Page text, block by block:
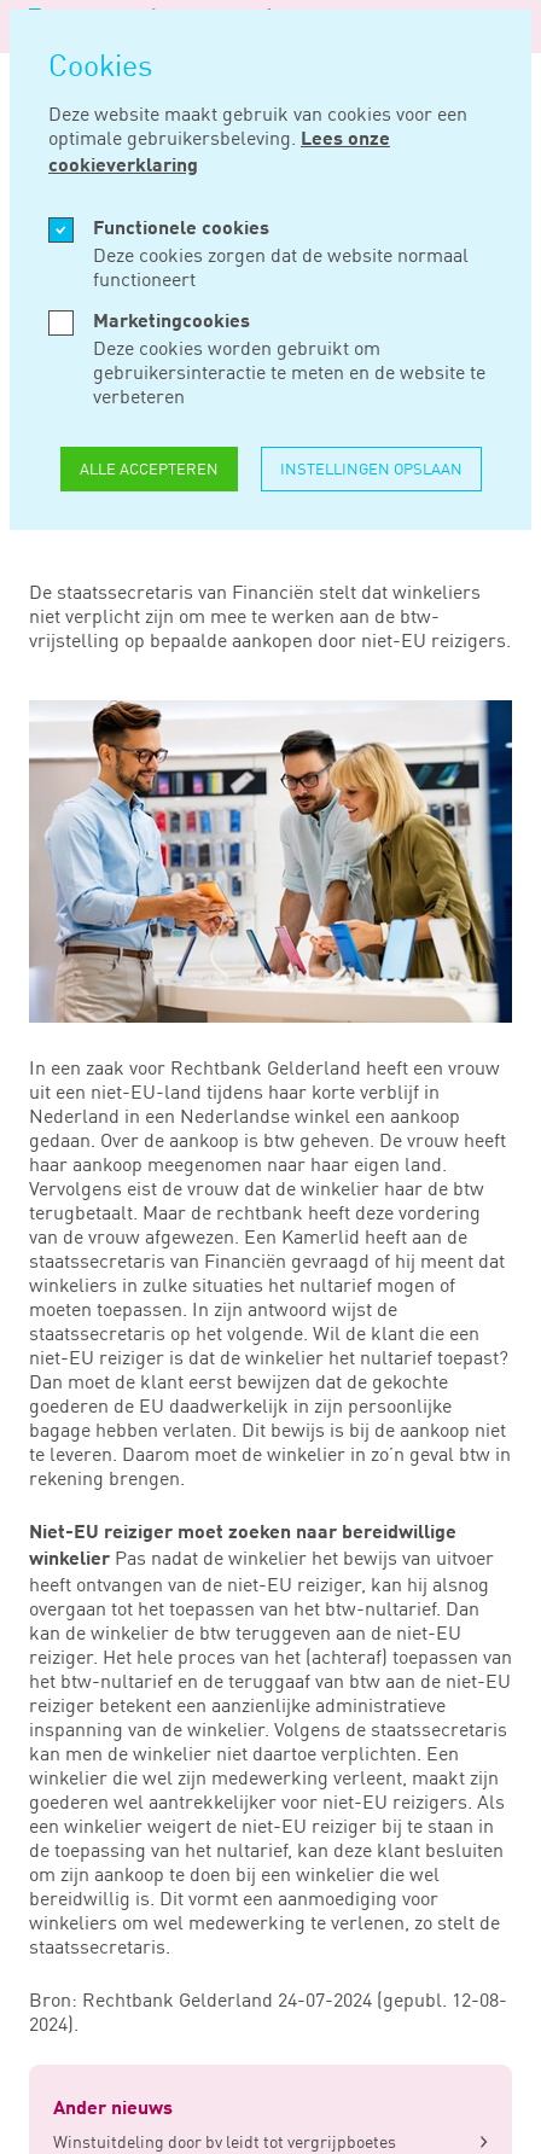
overslaan
Cookies
Deze website maakt gebruik van cookies voor een
optimale gebruikersbeleving. Lees onze
cookieverklaring
Functionele cookies
Deze cookies zorgen dat de website normaal
functioneert
Marketingcookies
Deze cookies worden gebruikt om
gebruikersinteractie te meten en de website te
verbeteren
ALLE ACCEPTEREN INSTELLINGEN OPSLAAN
Logo
Noord
Negentig
Home Nieuws
SEP 18, 2024
VERKOPER HOEFT
NIET MEE TE
WERKEN AAN
NULTARIEF NIET-EU
REIZIGER
De staatssecretaris van Financiën stelt dat winkeliers
niet verplicht zijn om mee te werken aan de btw-
vrijstelling op bepaalde aankopen door niet-EU reizigers.
In een zaak voor Rechtbank Gelderland heeft een vrouw
uit een niet-EU-land tijdens haar korte verblijf in
Nederland in een Nederlandse winkel een aankoop
gedaan. Over de aankoop is btw geheven. De vrouw heeft
haar aankoop meegenomen naar haar eigen land.
Vervolgens eist de vrouw dat de winkelier haar de btw
terugbetaalt. Maar de rechtbank heeft deze vordering
van de vrouw afgewezen. Een Kamerlid heeft aan de
staatssecretaris van Financiën gevraagd of hij meent dat
winkeliers in zulke situaties het nultarief mogen of
moeten toepassen. In zijn antwoord wijst de
staatssecretaris op het volgende. Wil de klant die een
niet-EU reiziger is dat de winkelier het nultarief toepast?
Dan moet de klant eerst bewijzen dat de gekochte
goederen de EU daadwerkelijk in zijn persoonlijke
bagage hebben verlaten. Dit bewijs is bij de aankoop niet
te leveren. Daarom moet de winkelier in zo’n geval btw in
rekening brengen.
Niet-EU reiziger moet zoeken naar bereidwillige
winkelier Pas nadat de winkelier het bewijs van uitvoer
heeft ontvangen van de niet-EU reiziger, kan hij alsnog
overgaan tot het toepassen van het btw-nultarief. Dan
kan de winkelier de btw teruggeven aan de niet-EU
reiziger. Het hele proces van het (achteraf) toepassen van
het btw-nultarief en de teruggaaf van btw aan de niet-EU
reiziger betekent een aanzienlijke administratieve
inspanning van de winkelier. Volgens de staatssecretaris
kan men de winkelier niet daartoe verplichten. Een
winkelier die wel zijn medewerking verleent, maakt zijn
goederen wel aantrekkelijker voor niet-EU reizigers. Als
een winkelier weigert de niet-EU reiziger bij te staan in
de toepassing van het nultarief, kan deze klant besluiten
om zijn aankoop te doen bij een winkelier die wel
bereidwillig is. Dit vormt een aanmoediging voor
winkeliers om wel medewerking te verlenen, zo stelt de
staatssecretaris.
Bron: Rechtbank Gelderland 24-07-2024 (gepubl. 12-08-
2024).
Ander nieuws
Winstuitdeling door bv leidt tot vergrijpboetes